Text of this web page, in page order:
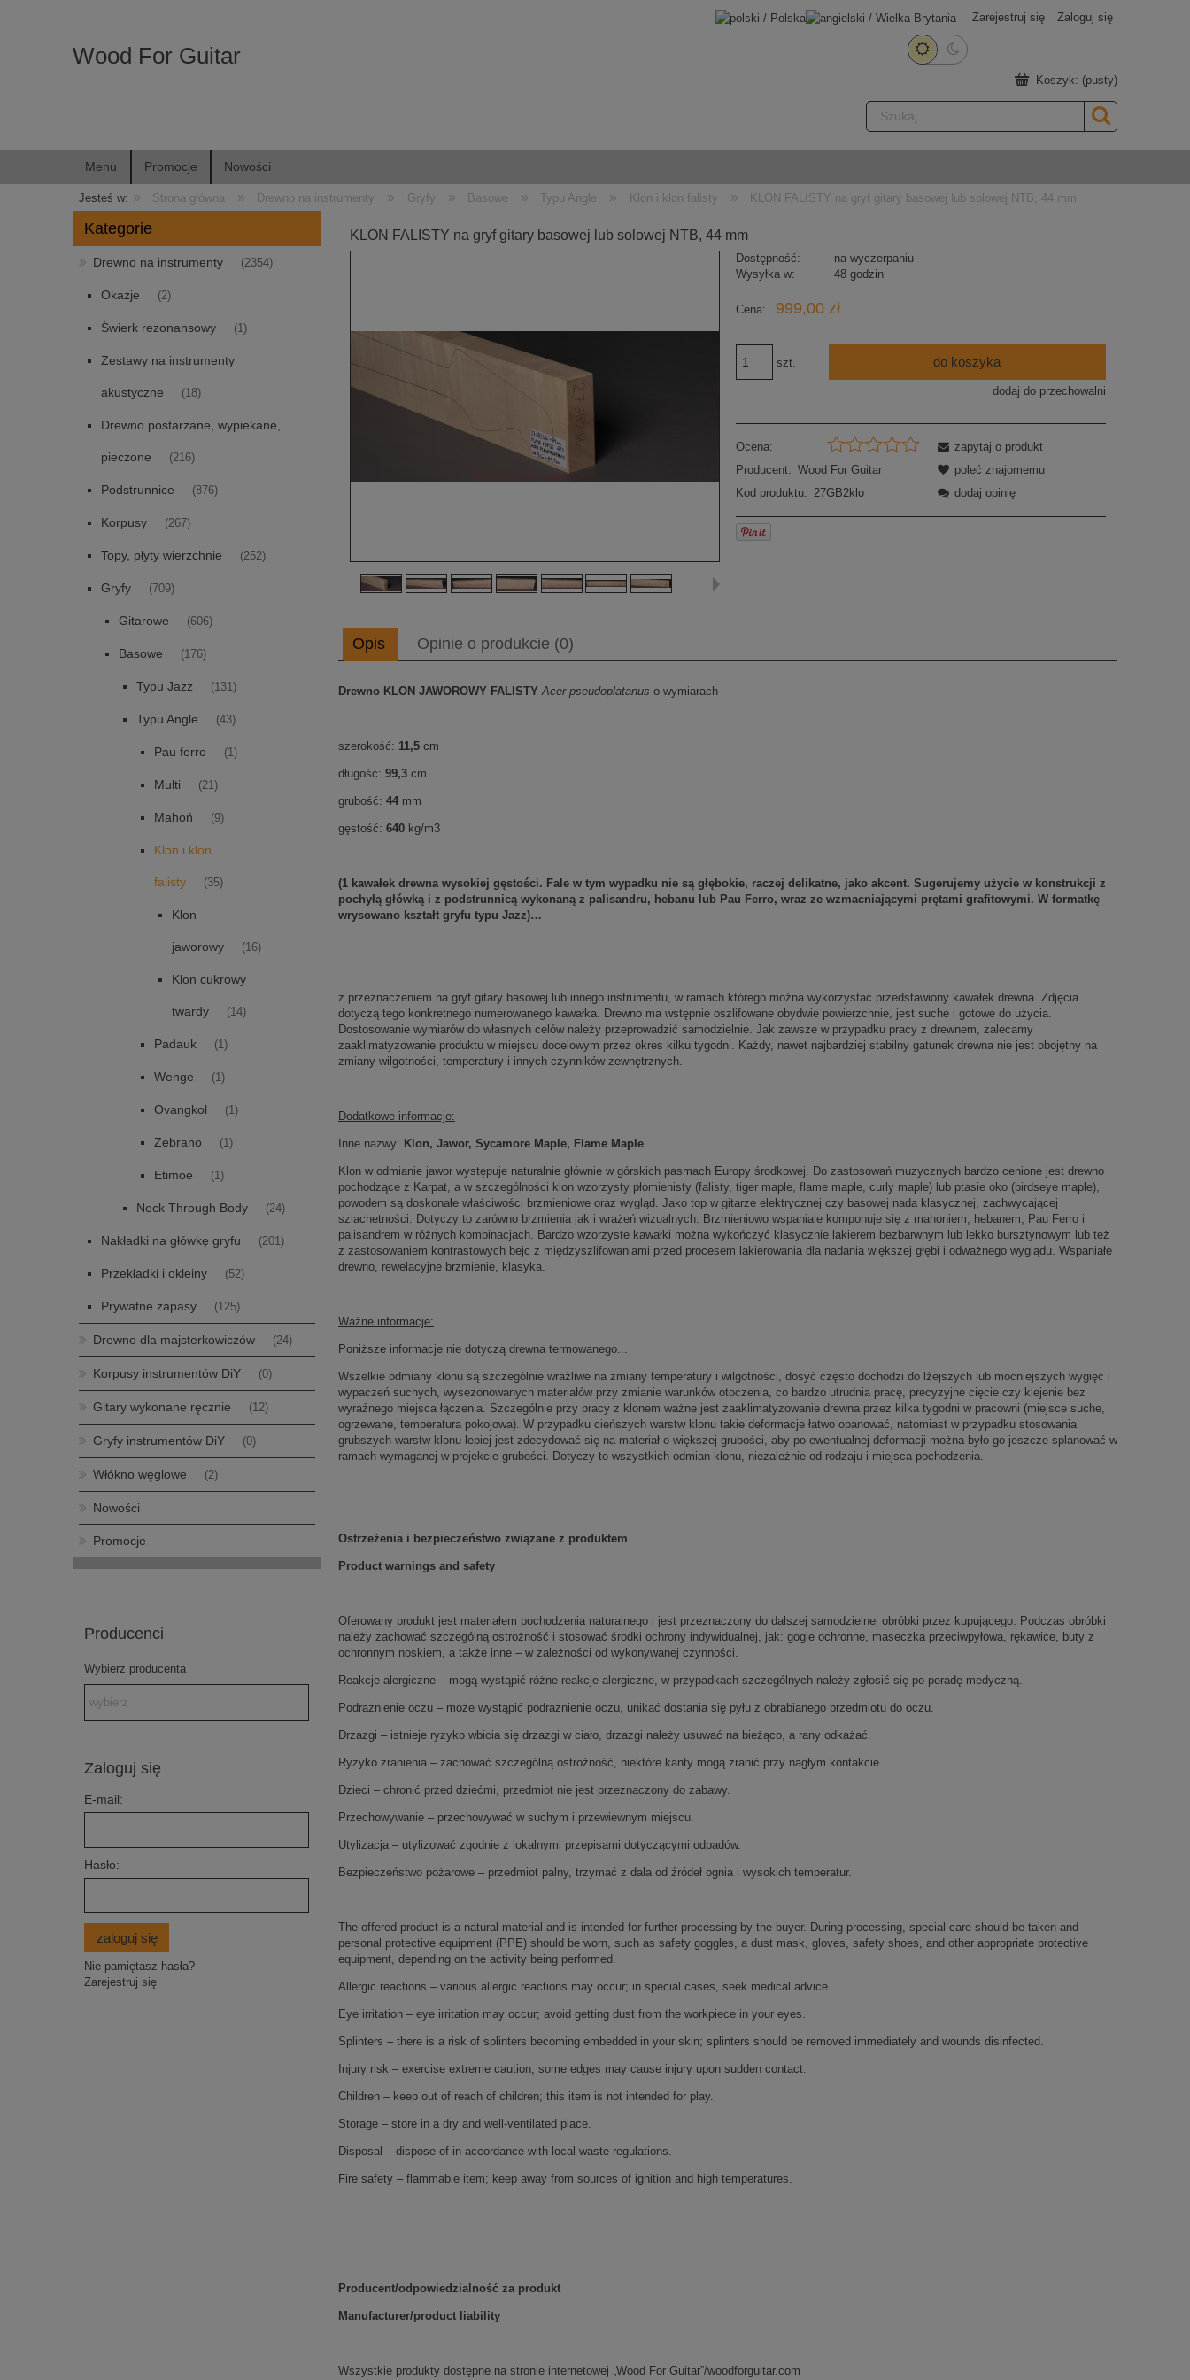
Zarejestruj się Zaloguj się
Wood For Guitar
Koszyk: (pusty)
Menu Promocje Nowości
Jesteś w: » Strona główna » Drewno na instrumenty » Gryfy » Basowe » Typu Angle » Klon i klon falisty » KLON FALISTY na gryf gitary basowej lub solowej NTB, 44 mm
Kategorie
Drewno na instrumenty (2354)
Okazje (2)
Świerk rezonansowy (1)
Zestawy na instrumenty
akustyczne (18)
Drewno postarzane, wypiekane,
pieczone (216)
Podstrunnice (876)
Korpusy (267)
Topy, płyty wierzchnie (252)
Gryfy (709)
Gitarowe (606)
Basowe (176)
Typu Jazz (131)
Typu Angle (43)
Pau ferro (1)
Multi (21)
Mahoń (9)
Klon i klon
falisty (35)
Klon
jaworowy (16)
Klon cukrowy
twardy (14)
Padauk (1)
Wenge (1)
Ovangkol (1)
Zebrano (1)
Etimoe (1)
Neck Through Body (24)
Nakładki na główkę gryfu (201)
Przekładki i okleiny (52)
Prywatne zapasy (125)
Drewno dla majsterkowiczów (24)
Korpusy instrumentów DiY (0)
Gitary wykonane ręcznie (12)
Gryfy instrumentów DiY (0)
Włókno węglowe (2)
Nowości
Promocje
Producenci
Wybierz producenta
Zaloguj się
E-mail:
Hasło:
zaloguj się
Nie pamiętasz hasła?
Zarejestruj się
KLON FALISTY na gryf gitary basowej lub solowej NTB, 44 mm
Dostępność:
na wyczerpaniu
Wysyłka w:
48 godzin
Cena: 999,00 zł
szt. do koszyka
dodaj do przechowalni
Ocena:
Producent: Wood For Guitar
Kod produktu: 27GB2klo
zapytaj o produkt
poleć znajomemu
dodaj opinię
Opis Opinie o produkcie (0)
Drewno KLON JAWOROWY FALISTYAcer pseudoplatanus o wymiarach
szerokość: 11,5 cm
długość: 99,3 cm
grubość: 44 mm
gęstość: 640 kg/m3
(1 kawałek drewna wysokiej gęstości. Fale w tym wypadku nie są głębokie, raczej delikatne, jako akcent. Sugerujemy użycie w konstrukcji z
pochyłą główką i z podstrunnicą wykonaną z palisandru, hebanu lub Pau Ferro, wraz ze wzmacniającymi prętami grafitowymi. W formatkę
wrysowano kształt gryfu typu Jazz)…
z przeznaczeniem na gryf gitary basowej lub innego instrumentu, w ramach którego można wykorzystać przedstawiony kawałek drewna. Zdjęcia
dotyczą tego konkretnego numerowanego kawałka. Drewno ma wstępnie oszlifowane obydwie powierzchnie, jest suche i gotowe do użycia.
Dostosowanie wymiarów do własnych celów należy przeprowadzić samodzielnie. Jak zawsze w przypadku pracy z drewnem, zalecamy
zaaklimatyzowanie produktu w miejscu docelowym przez okres kilku tygodni. Każdy, nawet najbardziej stabilny gatunek drewna nie jest obojętny na
zmiany wilgotności, temperatury i innych czynników zewnętrznych.
Dodatkowe informacje:
Inne nazwy: Klon, Jawor, Sycamore Maple, Flame Maple
Klon w odmianie jawor występuje naturalnie głównie w górskich pasmach Europy środkowej. Do zastosowań muzycznych bardzo cenione jest drewno
pochodzące z Karpat, a w szczególności klon wzorzysty płomienisty (falisty, tiger maple, flame maple, curly maple) lub ptasie oko (birdseye maple),
powodem są doskonałe właściwości brzmieniowe oraz wygląd. Jako top w gitarze elektrycznej czy basowej nada klasycznej, zachwycającej
szlachetności. Dotyczy to zarówno brzmienia jak i wrażeń wizualnych. Brzmieniowo wspaniale komponuje się z mahoniem, hebanem, Pau Ferro i
palisandrem w różnych kombinacjach. Bardzo wzorzyste kawałki można wykończyć klasycznie lakierem bezbarwnym lub lekko bursztynowym lub też
z zastosowaniem kontrastowych bejc z międzyszlifowaniami przed procesem lakierowania dla nadania większej głębi i odważnego wyglądu. Wspaniałe
drewno, rewelacyjne brzmienie, klasyka.
Ważne informacje:
Poniższe informacje nie dotyczą drewna termowanego...
Wszelkie odmiany klonu są szczególnie wrażliwe na zmiany temperatury i wilgotności, dosyć często dochodzi do lżejszych lub mocniejszych wygięć i
wypaczeń suchych, wysezonowanych materiałów przy zmianie warunków otoczenia, co bardzo utrudnia pracę, precyzyjne cięcie czy klejenie bez
wyraźnego miejsca łączenia. Szczególnie przy pracy z klonem ważne jest zaaklimatyzowanie drewna przez kilka tygodni w pracowni (miejsce suche,
ogrzewane, temperatura pokojowa). W przypadku cieńszych warstw klonu takie deformacje łatwo opanować, natomiast w przypadku stosowania
grubszych warstw klonu lepiej jest zdecydować się na materiał o większej grubości, aby po ewentualnej deformacji można było go jeszcze splanować w
ramach wymaganej w projekcie grubości. Dotyczy to wszystkich odmian klonu, niezależnie od rodzaju i miejsca pochodzenia.
Ostrzeżenia i bezpieczeństwo związane z produktem
Product warnings and safety
Oferowany produkt jest materiałem pochodzenia naturalnego i jest przeznaczony do dalszej samodzielnej obróbki przez kupującego. Podczas obróbki
należy zachować szczególną ostrożność i stosować środki ochrony indywidualnej, jak: gogle ochronne, maseczka przeciwpyłowa, rękawice, buty z
ochronnym noskiem, a także inne – w zależności od wykonywanej czynności.
Reakcje alergiczne – mogą wystąpić różne reakcje alergiczne, w przypadkach szczególnych należy zgłosić się po poradę medyczną.
Podrażnienie oczu – może wystąpić podrażnienie oczu, unikać dostania się pyłu z obrabianego przedmiotu do oczu.
Drzazgi – istnieje ryzyko wbicia się drzazgi w ciało, drzazgi należy usuwać na bieżąco, a rany odkażać.
Ryzyko zranienia – zachować szczególną ostrożność, niektóre kanty mogą zranić przy nagłym kontakcie
Dzieci – chronić przed dziećmi, przedmiot nie jest przeznaczony do zabawy.
Przechowywanie – przechowywać w suchym i przewiewnym miejscu.
Utylizacja – utylizować zgodnie z lokalnymi przepisami dotyczącymi odpadów.
Bezpieczeństwo pożarowe – przedmiot palny, trzymać z dala od źródeł ognia i wysokich temperatur.
The offered product is a natural material and is intended for further processing by the buyer. During processing, special care should be taken and
personal protective equipment (PPE) should be worn, such as safety goggles, a dust mask, gloves, safety shoes, and other appropriate protective
equipment, depending on the activity being performed.
Allergic reactions – various allergic reactions may occur; in special cases, seek medical advice.
Eye irritation – eye irritation may occur; avoid getting dust from the workpiece in your eyes.
Splinters – there is a risk of splinters becoming embedded in your skin; splinters should be removed immediately and wounds disinfected.
Injury risk – exercise extreme caution; some edges may cause injury upon sudden contact.
Children – keep out of reach of children; this item is not intended for play.
Storage – store in a dry and well-ventilated place.
Disposal – dispose of in accordance with local waste regulations.
Fire safety – flammable item; keep away from sources of ignition and high temperatures.
Producent/odpowiedzialność za produkt
Manufacturer/product liability
Wszystkie produkty dostępne na stronie internetowej „Wood For Guitar”/woodforguitar.com